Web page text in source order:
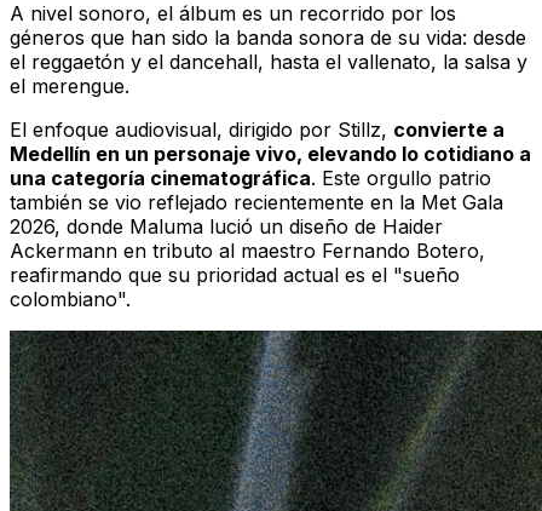
A nivel sonoro, el álbum es un recorrido por los
géneros que han sido la banda sonora de su vida: desde
el reggaetón y el dancehall, hasta el vallenato, la salsa y
el merengue.
El enfoque audiovisual, dirigido por Stillz, convierte a
Medellín en un personaje vivo, elevando lo cotidiano a
una categoría cinematográfica. Este orgullo patrio
también se vio reflejado recientemente en la Met Gala
2026, donde Maluma lució un diseño de Haider
Ackermann en tributo al maestro Fernando Botero,
reafirmando que su prioridad actual es el "sueño
colombiano".